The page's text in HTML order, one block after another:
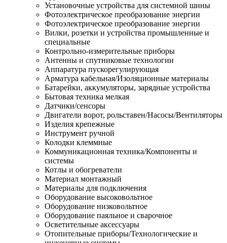
Установочные устройства для системной шины
Фотоэлектрическое преобразование энергии
Фотоэлектрическое преобразование энергии
Вилки, розетки и устройства промышленные и
специальные
Контрольно-измерительные приборы
Антенны и спутниковые технологии
Аппаратура пускорегулирующая
Арматура кабельная/Изоляционные материалы
Батарейки, аккумуляторы, зарядные устройства
Бытовая техника мелкая
Датчики/сенсоры
Двигатели ворот, рольставен/Насосы/Вентиляторы
Изделия крепежные
Инструмент ручной
Колодки клеммные
Коммуникационная техника/Компоненты и
системы
Котлы и обогреватели
Материал монтажный
Материалы для подключения
Оборудование высоковольтное
Оборудование низковольтное
Оборудование паяльное и сварочное
Осветительные аксессуары
Отопительные приборы/Технологические и